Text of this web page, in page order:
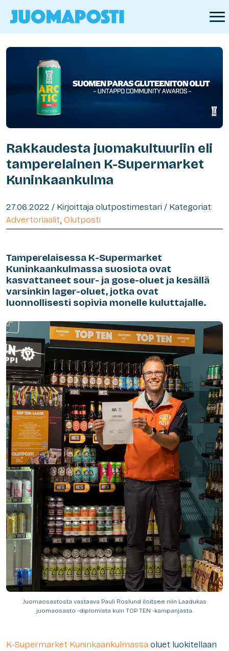
Rakkaudesta juomakultuuriin eli
tamperelainen K-Supermarket
Kuninkaankulma
27.06.2022 / Kirjoittaja olutpostimestari / Kategoriat:
Advertoriaalit, Olutposti
Tamperelaisessa K-Supermarket
Kuninkaankulmassa suosiota ovat
kasvattaneet sour- ja gose-oluet ja kesällä
varsinkin lager-oluet, jotka ovat
luonnollisesti sopivia monelle kuluttajalle.
Juomaosastosta vastaava Pauli Roslund iloitsee niin Laadukas
juomaosasto -diplomista kuin TOP TEN -kampanjasta.
K-Supermarket Kuninkaankulmassa oluet luokitellaan